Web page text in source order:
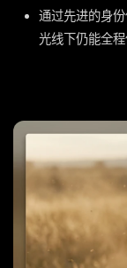
通过先进的身
光线下仍能全程